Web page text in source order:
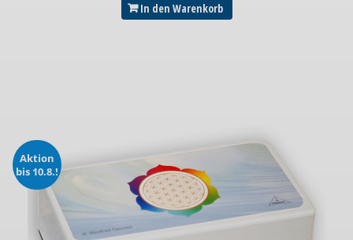
In den Warenkorb
Aktion
bis 10.8.!